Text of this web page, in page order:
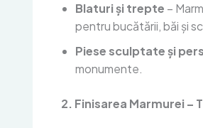
Blaturi și trepte –
pentru bucătării, băi și
Piese sculptate și
monumente.
2. Finisarea Marmurei –